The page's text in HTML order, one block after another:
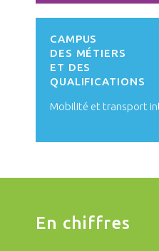
CAMPUS
DES MÉTIERS
ET DES
QUALIFICATIONS
Mobilité et transport
En chiffres